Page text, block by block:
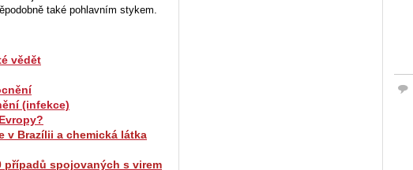
také pohlavním stykem.
vědět
(infekce)
v Brazílii a chemická látka
případů spojovaných s virem